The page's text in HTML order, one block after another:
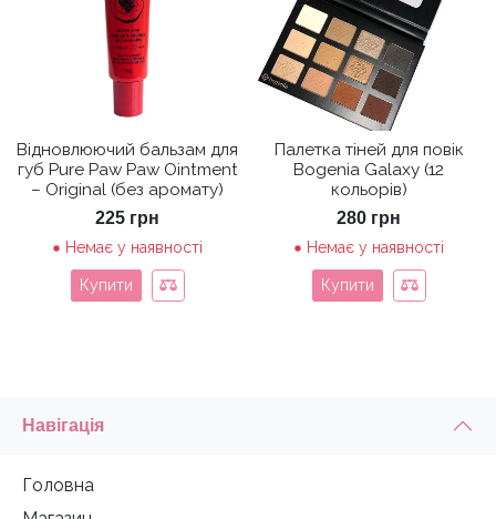
Відновлюючий бальзам для
губ Pure Paw Paw Ointment
– Original (без аромату)
225 грн
Немає у наявності
Купити
Палетка тіней для повік
Bogenia Galaxy (12
кольорів)
280 грн
Немає у наявності
Купити
Навігація
Головна